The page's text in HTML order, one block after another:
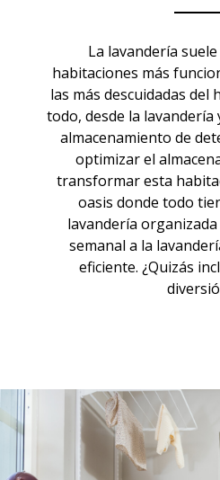
La lavandería
habitaciones más
las más descuidadas del
todo, desde la lavandería
almacenamiento de
optimizar el
transformar esta
oasis donde todo
lavandería
semanal a la
eficiente. ¿Quizás